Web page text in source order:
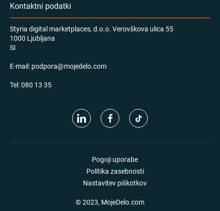
Kontaktni podatki
Styria digital marketplaces, d.o.o. Verovškova ulica 55
1000 Ljubljana
SI
E-mail: podpora@mojedelo.com
Tel:080 13 35
Pogoji uporabe
Politika zasebnosti
Nastavitev piškotkov
© 2023, MojeDelo.com